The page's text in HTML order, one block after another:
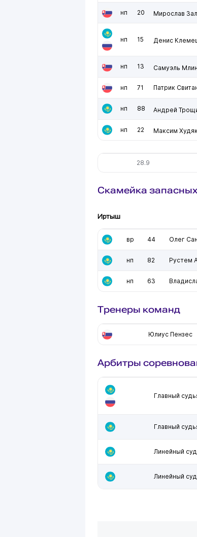
нп 20 Мирослав
нп 15 Денис
нп 13 Самуэль
нп 71 Патрик
нп 88 Андрей
нп 22 Максим
28.9
Скамейка запасных
Иртыш
вр 44 Олег
нп 82 Рустем
нп 63
Тренеры команд
Юлиус Пензес
Арбитры
Главный
Главный
Линейный
Линейный